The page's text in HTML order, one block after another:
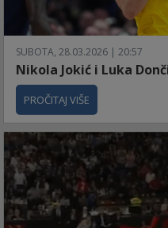
SUBOTA, 28.03.2026 | 20:57
Nikola Jokić i Luka
PROČITAJ VIŠE